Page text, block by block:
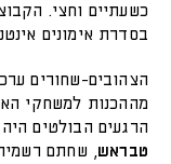
כשעתיים וחצי.
בסדרת אימונים
הצהובים-שחורים
מההכנות למשחקי
הרגעים הבולטים
טבראש, שחתם